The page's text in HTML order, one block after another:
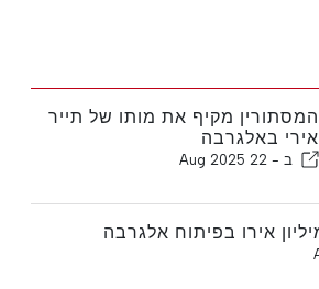
המסתורין מקיף את מותו של תייר
אירי באלגרבה
ב - 22 Aug 2025